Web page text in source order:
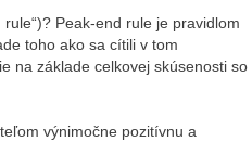
Peak-end rule je pravidlom
toho ako sa cítili v tom
na základe celkovej skúsenosti so
výnimočne pozitívnu a